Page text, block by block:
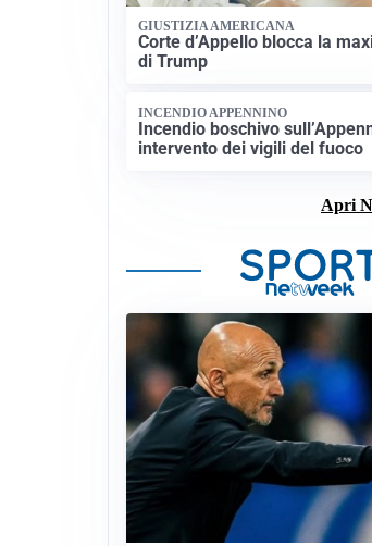
GIUSTIZIA AMERICANA
Corte d’Appello blocca la
di Trump
INCENDIO APPENNINO
Incendio boschivo
intervento dei vigili del fuoco
Apri